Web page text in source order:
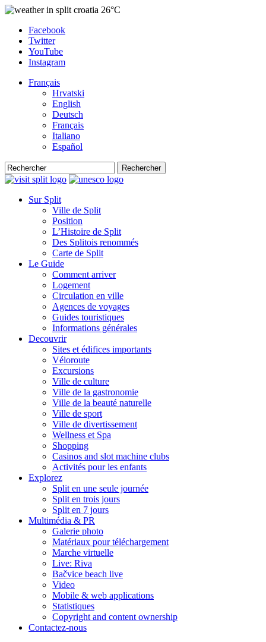
26°C
Facebook
Twitter
YouTube
Instagram
Français
Hrvatski
English
Deutsch
Français
Italiano
Español
Rechercher
Sur Split
Ville de Split
Position
L’Histoire de Split
Des Splitois renommés
Carte de Split
Le Guide
Comment arriver
Logement
Circulation en ville
Agences de voyages
Guides touristiques
Informations générales
Decouvrir
Sites et édifices importants
Véloroute
Excursions
Ville de culture
Ville de la gastronomie
Ville de la beauté naturelle
Ville de sport
Ville de divertissement
Wellness et Spa
Shopping
Casinos and slot machine clubs
Activités pour les enfants
Explorez
Split en une seule journée
Split en trois jours
Split en 7 jours
Multimédia & PR
Galerie photo
Matériaux pour téléchargement
Marche virtuelle
Live: Riva
Bačvice beach live
Video
Mobile & web applications
Statistiques
Copyright and content ownership
Contactez-nous